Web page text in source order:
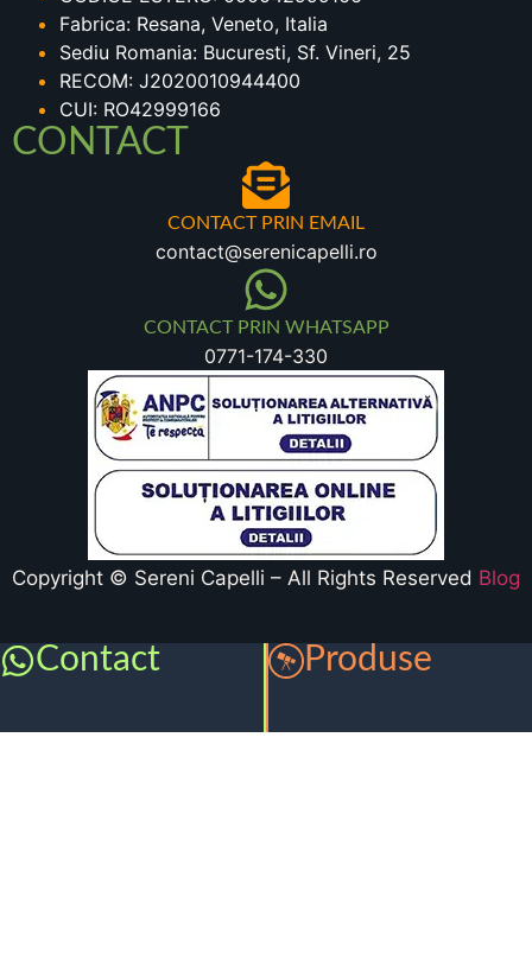
Fabrica: Resana, Veneto, Italia
Sediu Romania: Bucuresti, Sf. Vineri, 25
RECOM: J2020010944400
CUI: RO42999166
CONTACT
CONTACT PRIN EMAIL
contact@serenicapelli.ro
CONTACT PRIN WHATSAPP
0771-174-330
Copyright © Sereni Capelli – All Rights Reserved Blog
Contact Produse